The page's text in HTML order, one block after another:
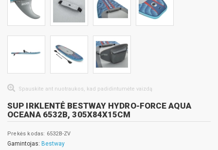
Spauskite ant nuotraukos, kad padidintumėte vaizdą
SUP IRKLENTĖ BESTWAY HYDRO-FORCE AQUA
OCEANA 6532B, 305X84X15CM
Prekės kodas: 6532B-ZV
Gamintojas: Bestway